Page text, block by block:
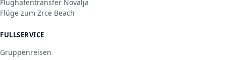
Flughafentransfer Novalja
Flüge zum Zrce Beach
FULLSERVICE
Gruppenreisen